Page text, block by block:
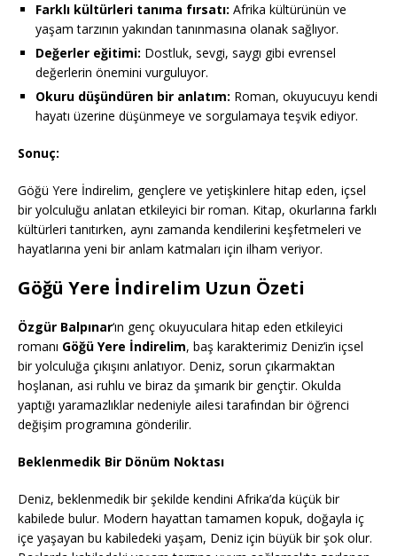
Farklı kültürleri tanıma fırsatı: Afrika kültürünün ve
yaşam tarzının yakından tanınmasına olanak sağlıyor.
Değerler eğitimi: Dostluk, sevgi, saygı gibi evrensel
değerlerin önemini vurguluyor.
Okuru düşündüren bir anlatım: Roman, okuyucuyu kendi
hayatı üzerine düşünmeye ve sorgulamaya teşvik ediyor.
Sonuç:
Göğü Yere İndirelim, gençlere ve yetişkinlere hitap eden, içsel
bir yolculuğu anlatan etkileyici bir roman. Kitap, okurlarına farklı
kültürleri tanıtırken, aynı zamanda kendilerini keşfetmeleri ve
hayatlarına yeni bir anlam katmaları için ilham veriyor.
Göğü Yere İndirelim Uzun Özeti
Özgür Balpınar‘ın genç okuyuculara hitap eden etkileyici
romanı Göğü Yere İndirelim, baş karakterimiz Deniz’in içsel
bir yolculuğa çıkışını anlatıyor. Deniz, sorun çıkarmaktan
hoşlanan, asi ruhlu ve biraz da şımarık bir gençtir. Okulda
yaptığı yaramazlıklar nedeniyle ailesi tarafından bir öğrenci
değişim programına gönderilir.
Beklenmedik Bir Dönüm Noktası
Deniz, beklenmedik bir şekilde kendini Afrika’da küçük bir
kabilede bulur. Modern hayattan tamamen kopuk, doğayla iç
içe yaşayan bu kabiledeki yaşam, Deniz için büyük bir şok olur.